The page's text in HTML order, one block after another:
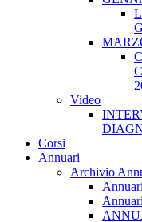
Video
Corsi
Annuari
Archivio